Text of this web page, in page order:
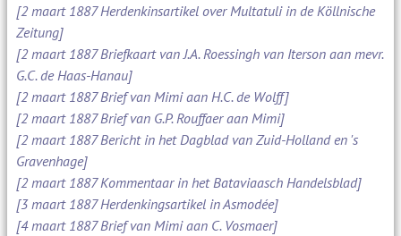
[2 maart 1887 Herdenkinsartikel over Multatuli in de Köllnische
Zeitung]
[2 maart 1887 Briefkaart van J.A. Roessingh van Iterson aan mevr.
G.C. de Haas-Hanau]
[2 maart 1887 Brief van Mimi aan H.C. de Wolff]
[2 maart 1887 Brief van G.P. Rouffaer aan Mimi]
[2 maart 1887 Bericht in het Dagblad van Zuid-Holland en 's
Gravenhage]
[2 maart 1887 Kommentaar in het Bataviaasch Handelsblad]
[3 maart 1887 Herdenkingsartikel in Asmodée]
[4 maart 1887 Brief van Mimi aan C. Vosmaer]